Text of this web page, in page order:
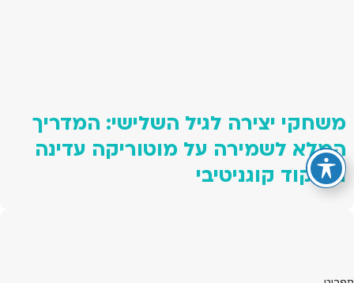
משחקי יצירה לגיל השלישי: המדריך
המלא לשמירה על מוטוריקה עדינה
ותפקוד קוגניטיבי